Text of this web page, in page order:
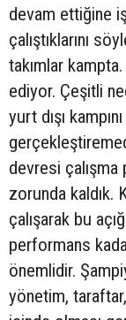
devam ettiğine
çalıştıklarını
takımlar
ediyor. Çeşitli
yurt dışı
devresi çalışma
zorunda kaldık.
çalışarak bu
performans
önemlidir.
yönetim,